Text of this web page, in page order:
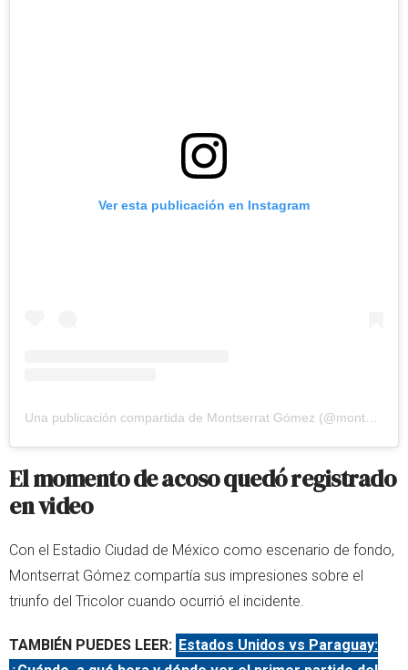
Ver esta publicación en Instagram
Una publicación compartida de Montserrat Gómez (@mont_gomez14)
El momento de acoso quedó registrado
en video
Con el Estadio Ciudad de México como escenario de fondo,
Montserrat Gómez compartía sus impresiones sobre el
triunfo del Tricolor cuando ocurrió el incidente.
TAMBIÉN PUEDES LEER: Estados Unidos vs Paraguay: